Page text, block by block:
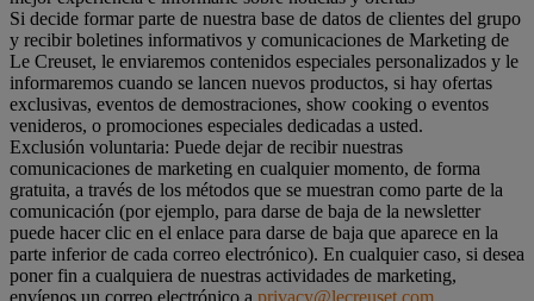
Si decide formar parte de nuestra base de datos de clientes del grupo
y recibir boletines informativos y comunicaciones de Marketing de
Le Creuset, le enviaremos contenidos especiales personalizados y le
informaremos cuando se lancen nuevos productos, si hay ofertas
exclusivas, eventos de demostraciones, show cooking o eventos
venideros, o promociones especiales dedicadas a usted.
Exclusión voluntaria: Puede dejar de recibir nuestras
comunicaciones de marketing en cualquier momento, de forma
gratuita, a través de los métodos que se muestran como parte de la
comunicación (por ejemplo, para darse de baja de la newsletter
puede hacer clic en el enlace para darse de baja que aparece en la
parte inferior de cada correo electrónico). En cualquier caso, si desea
poner fin a cualquiera de nuestras actividades de marketing,
envíenos un correo electrónico a privacy@lecreuset.com.